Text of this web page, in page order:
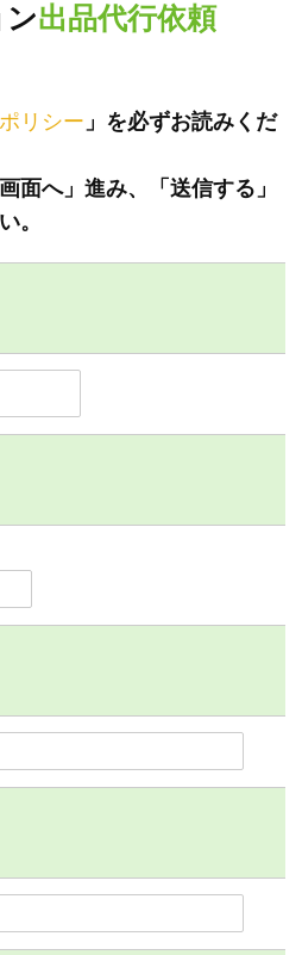
出品代行依頼
リシー 」を必ずお読みくだ
面へ」進み、「送信する」
。